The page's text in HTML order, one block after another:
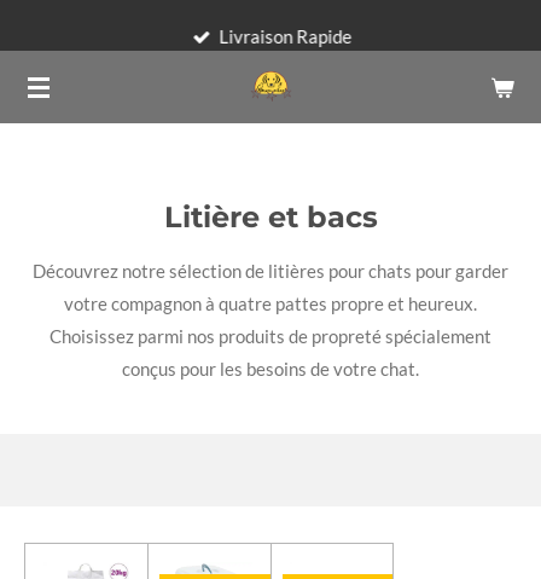
contenu
principal
Livraison Rapide
Litière et bacs
Découvrez notre sélection de litières pour chats pour garder
votre compagnon à quatre pattes propre et heureux.
Choisissez parmi nos produits de propreté spécialement
conçus pour les besoins de votre chat.